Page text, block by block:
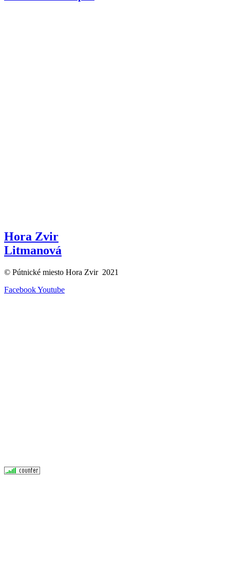
Hora Zvir
Litmanová
© Pútnické miesto Hora Zvir 2021
FacebookYoutube